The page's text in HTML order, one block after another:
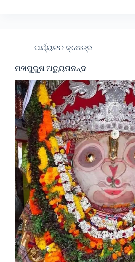
ପର୍ଯ୍ୟଟନ କ୍ଷେତ୍ର
ମହାପୁରୁଷ ଅଚ୍ୟୁତାନନ୍ଦ